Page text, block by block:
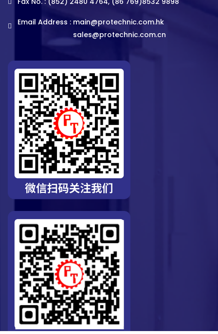
Email Address : main@protechnic.com.hk
sales@protechnic.com.cn